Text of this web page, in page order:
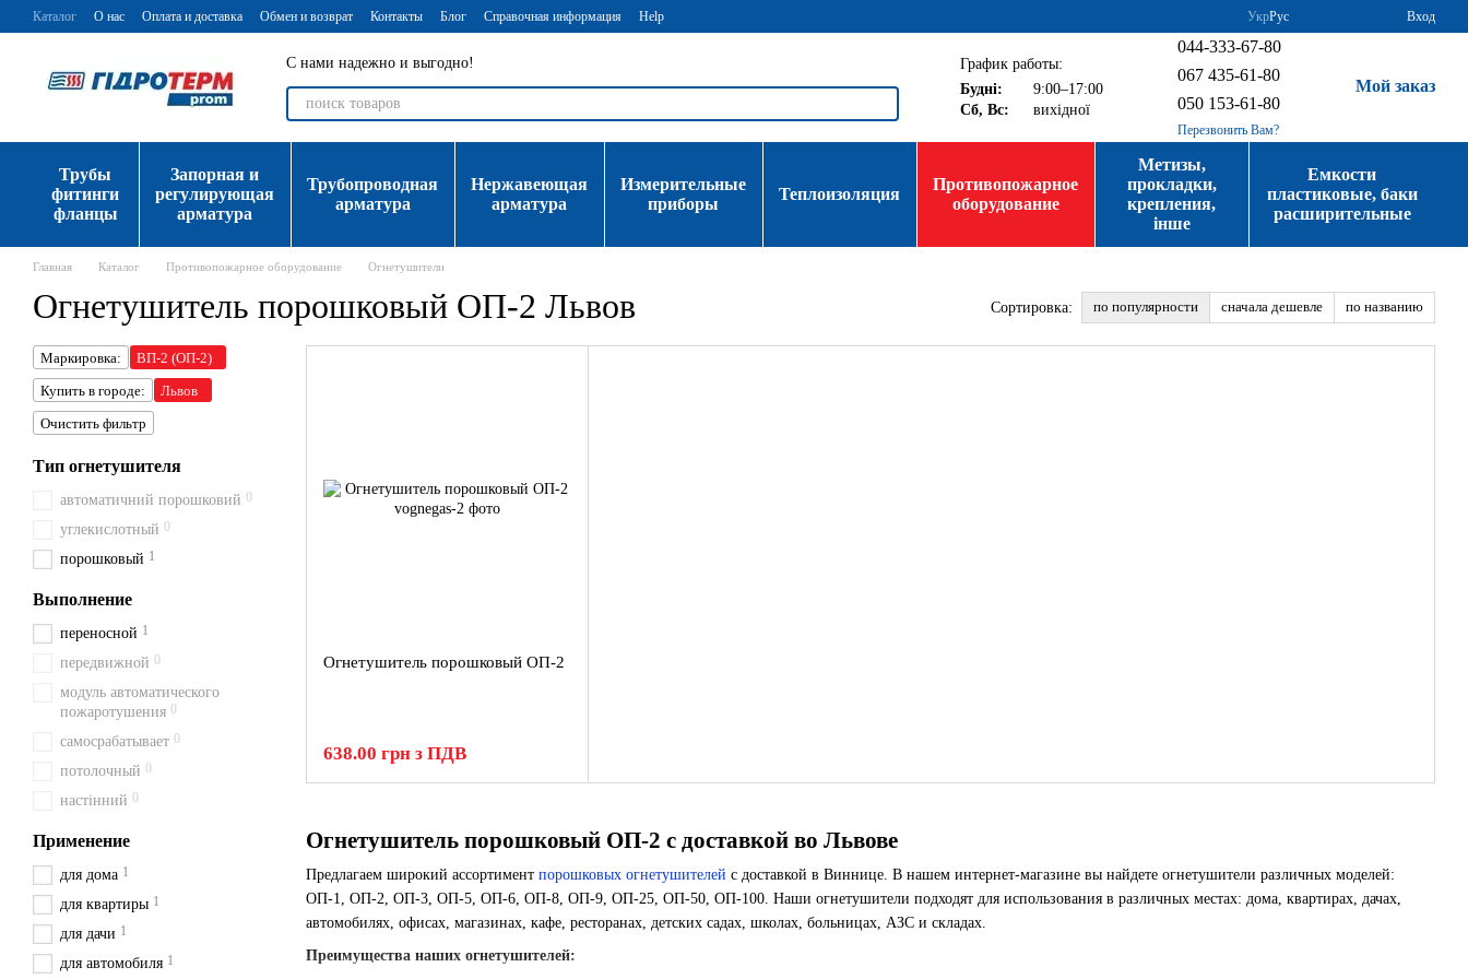
Перейти к основному контенту
Каталог О нас Оплата и доставка Обмен и возврат Контакты Блог Справочная информация Help УкрРус Вход
С нами надежно и выгодно!
График работы:
Будні:
9:00–17:00
Сб, Вс:
вихідної
044-333-67-80
067 435-61-80
050 153-61-80
Перезвонить Вам?
Мой заказ
Трубы
фитинги
фланцы
Запорная и
регулирующая
арматура
Трубопроводная
арматура
Нержавеющая
арматура
Измерительные
приборы
Теплоизоляция
Противопожарное
оборудование
Метизы,
прокладки,
крепления,
інше
Емкости
пластиковые, баки
расширительные
Главная Каталог Противопожарное оборудование Огнетушители
Огнетушитель порошковый ОП-2 Львов Сортировка: по популярности сначала дешевле по названию
Огнетушитель порошковый ОП-2 с доставкой во Львове
Предлагаем широкий ассортимент порошковых огнетушителей с доставкой в Виннице. В нашем интернет-магазине вы найдете огнетушители различных моделей:
ОП-1, ОП-2, ОП-3, ОП-5, ОП-6, ОП-8, ОП-9, ОП-25, ОП-50, ОП-100. Наши огнетушители подходят для использования в различных местах: дома, квартирах, дачах,
автомобилях, офисах, магазинах, кафе, ресторанах, детских садах, школах, больницах, АЗС и складах.
Преимущества наших огнетушителей:
Огнетушитель порошковый ОП-2
638.00 грн з ПДВ
Маркировка:
ВП-2 (ОП-2)
Купить в городе:
Львов
Очистить фильтр
Тип огнетушителя
автоматичний порошковий 0
углекислотный 0
порошковый 1
Выполнение
переносной 1
передвижной 0
модуль автоматического
пожаротушения 0
самосрабатывает 0
потолочный 0
настінний 0
Применение
для дома 1
для квартиры 1
для дачи 1
для автомобиля 1